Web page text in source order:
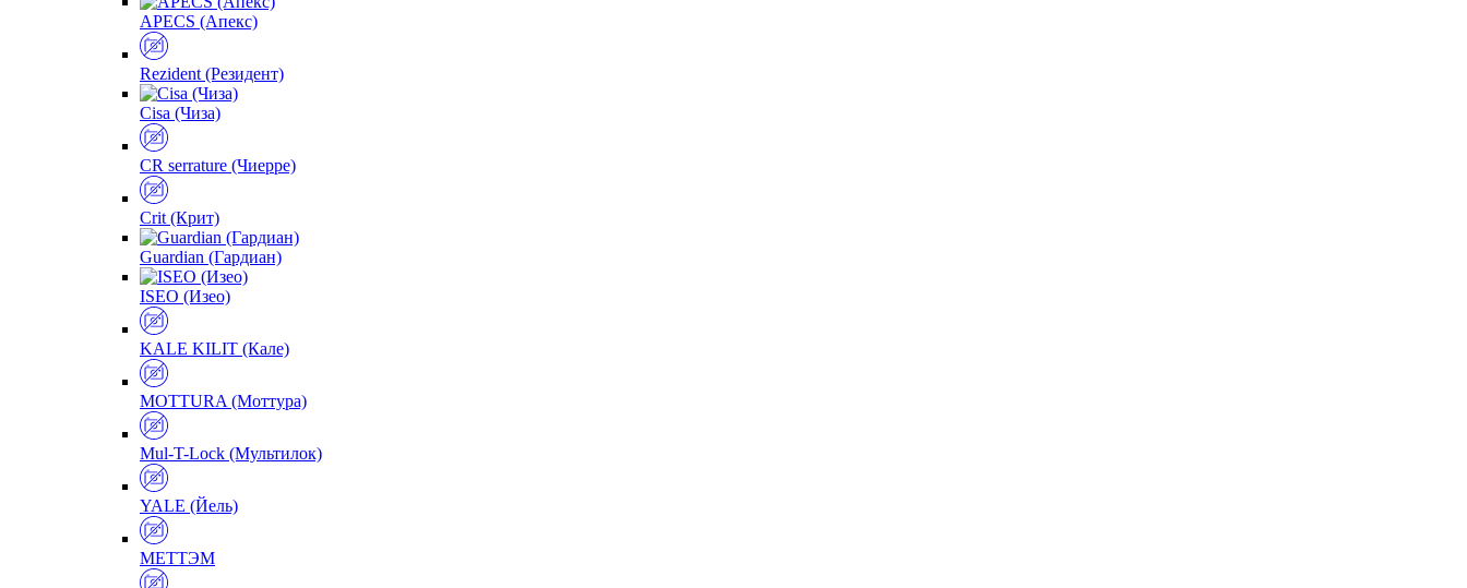
APECS (Апекс)
Rezident (Резидент)
Cisa (Чиза)
CR serrature (Чиерре)
Crit (Крит)
Guardian (Гардиан)
ISEO (Изео)
KALE KILIT (Кале)
MOTTURA (Моттура)
Mul-T-Lock (Мультилок)
YALE (Йель)
МЕТТЭМ